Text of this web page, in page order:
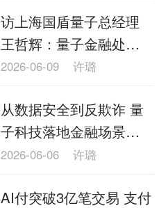
访上海国盾量子总经理
王哲辉：量子金融处于
探索期 产业落地需跨学
2026-06-09 许璐
从数据安全到反欺诈 量
子科技落地金融场景加
速
2026-06-06 许璐
AI付突破3亿笔交易 支付